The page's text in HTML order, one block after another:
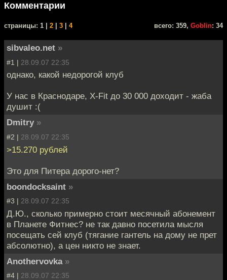
Комментарии
cтраницы: 1 | 2 3 4 всего: 359, Goblin: 34
sibvaleo.net »
#1 | 28.09.07 22:35
однако, какой недорогой клуб
У нас в Краснодаре, X-Fit до 30 000 доходит - жаба
душит :(
Dmitry »
#2 | 28.09.07 22:35
>15.270 рублей
Это для Питера дорого-нет?
boondocksaint »
#3 | 28.09.07 22:35
Д.Ю., сколько примерно стоит месячный абонемент
в Планете Фитнес? не так давно посетила мысля
посещать сей клуб (тягание гантель на дому не прет
абсолютно), а цен никто не знает.
Anothervovka »
#4 | 28.09.07 22:35